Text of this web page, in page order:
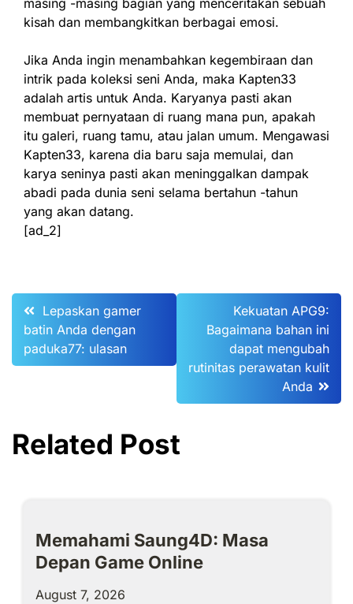
masing -masing bagian yang menceritakan sebuah
kisah dan membangkitkan berbagai emosi.
Jika Anda ingin menambahkan kegembiraan dan
intrik pada koleksi seni Anda, maka Kapten33
adalah artis untuk Anda. Karyanya pasti akan
membuat pernyataan di ruang mana pun, apakah
itu galeri, ruang tamu, atau jalan umum. Mengawasi
Kapten33, karena dia baru saja memulai, dan
karya seninya pasti akan meninggalkan dampak
abadi pada dunia seni selama bertahun -tahun
yang akan datang.
[ad_2]
Post
navigation
Lepaskan gamer
batin Anda dengan
paduka77: ulasan
Kekuatan APG9:
Bagaimana bahan ini
dapat mengubah
rutinitas perawatan kulit
Anda
Related Post
Memahami Saung4D: Masa
Depan Game Online
August 7, 2026